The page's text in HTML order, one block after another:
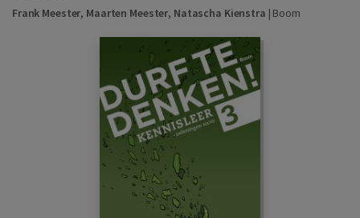
Frank Meester, Maarten Meester, Natascha Kienstra | Boom